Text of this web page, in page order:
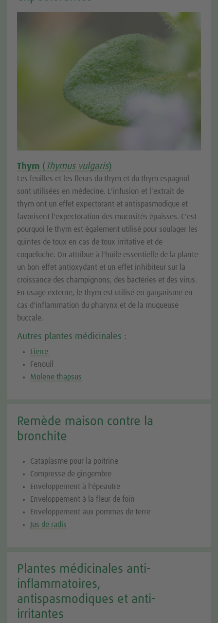
Thym ( Thymus vulgaris)
Les feuilles et les fleurs du thym et du thym espagnol
sont utilisées en médecine. L'infusion et l'extrait de
thym ont un effet expectorant et antispasmodique et
favorisent l'expectoration des mucosités épaisses. C'est
pourquoi le thym est également utilisé pour soulager les
quintes de toux en cas de toux irritative et de
coqueluche. On attribue à l'huile essentielle de la plante
un bon effet antioxydant et un effet inhibiteur sur la
croissance des champignons, des bactéries et des virus.
En usage externe, le thym est utilisé en gargarisme en
cas d'inflammation du pharynx et de la muqueuse
buccale.
Autres plantes médicinales :
Lierre
Fenouil
Molene thapsus
Remède maison contre la
bronchite
Cataplasme pour la poitrine
Compresse de gingembre
Enveloppement à l'épeautre
Enveloppement à la fleur de foin
Enveloppement aux pommes de terre
Jus de radis
Plantes médicinales anti-
inflammatoires,
antispasmodiques et anti-
irritantes